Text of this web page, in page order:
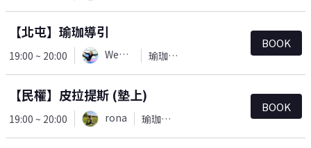
【北屯】瑜珈導引
19:00 ~ 20:00 Wendy 瑜珈＆皮拉提斯
BOOK
【民權】皮拉提斯 (墊上)
19:00 ~ 20:00 rona 瑜珈＆皮拉提斯
BOOK